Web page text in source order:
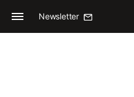
Newsletter